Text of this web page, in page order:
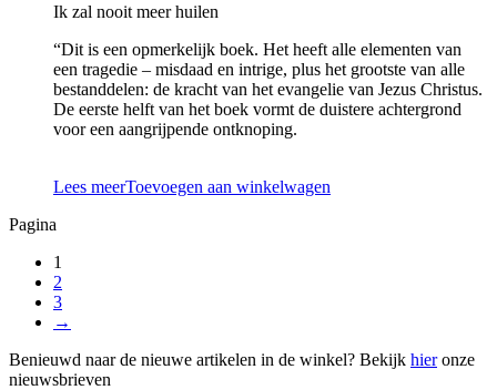
Ik zal nooit meer huilen
“Dit is een opmerkelijk boek. Het heeft alle elementen van
een tragedie – misdaad en intrige, plus het grootste van alle
bestanddelen: de kracht van het evangelie van Jezus Christus.
De eerste helft van het boek vormt de duistere achtergrond
voor een aangrijpende ontknoping.
Lees meerToevoegen aan winkelwagen
Pagina
1
2
3
→
Benieuwd naar de nieuwe artikelen in de winkel? Bekijk hieronze
nieuwsbrieven